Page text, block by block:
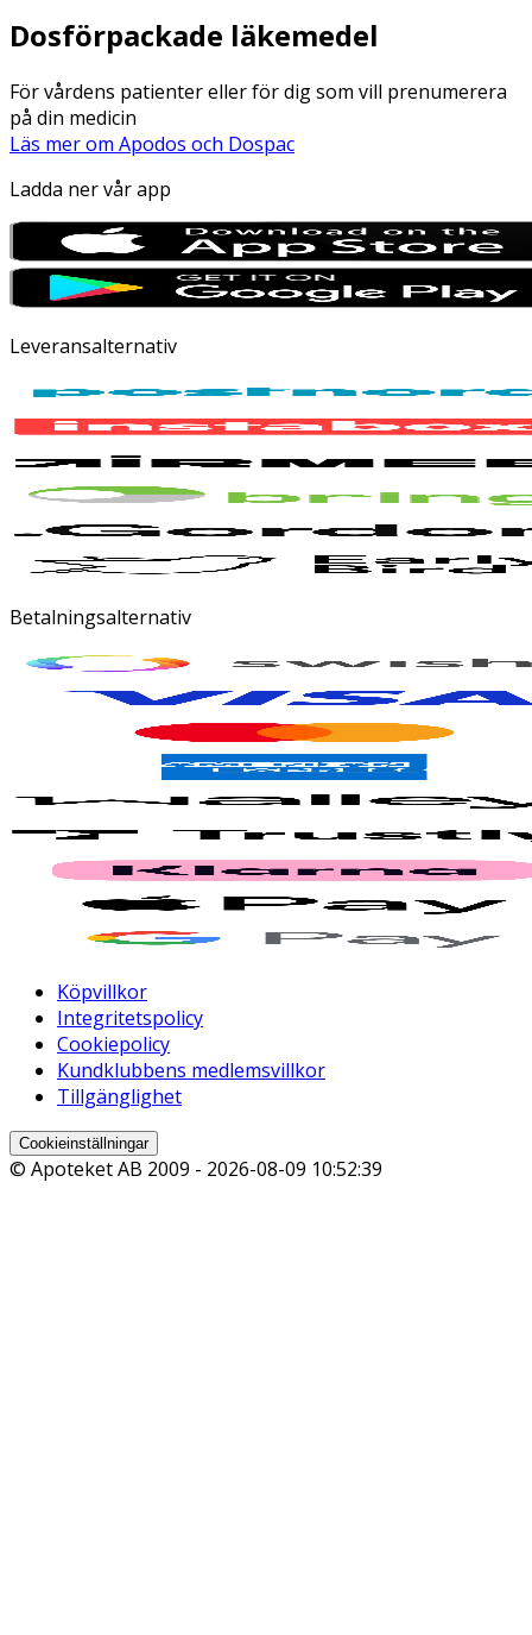
Dosförpackade läkemedel
För vårdens patienter eller för dig som vill prenumerera
på din medicin
Läs mer om Apodos och Dospac
Ladda ner vår app
Leveransalternativ
Betalningsalternativ
Köpvillkor
Integritetspolicy
Cookiepolicy
Kundklubbens medlemsvillkor
Tillgänglighet
Cookieinställningar
© Apoteket AB 2009 - 2026-08-09 10:52:39